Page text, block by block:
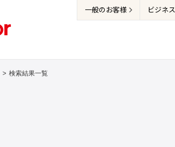
一般のお客様 ビジネス
検索結果一覧